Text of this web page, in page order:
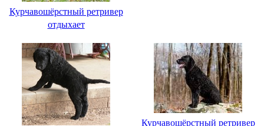
Курчавошёрстный ретривер
отдыхает
Курчавошёрстный ретривер